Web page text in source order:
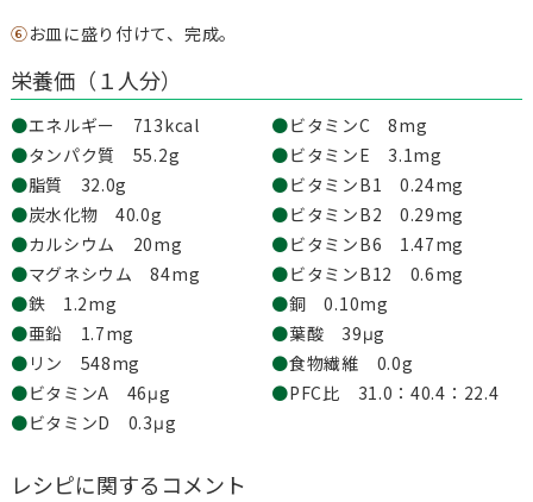
⑥お皿に盛り付けて、完成。
栄養価（１人分）
●エネルギー 713kcal
●タンパク質 55.2g
●脂質 32.0g
●炭水化物 40.0g
●カルシウム 20mg
●マグネシウム 84mg
●鉄 1.2mg
●亜鉛 1.7mg
● リン 548mg
●ビタミンA 46μg
●ビタミンD 0.3μg
●ビタミンC 8mg
●ビタミンE 3.1mg
●ビタミンB1 0.24mg
●ビタミンB2 0.29mg
●ビタミンB6 1.47mg
●ビタミンB12 0.6mg
●銅 0.10mg
●葉酸 39μg
●食物繊維 0.0g
●PFC比 31.0：40.4：22.4
レシピに関するコメント